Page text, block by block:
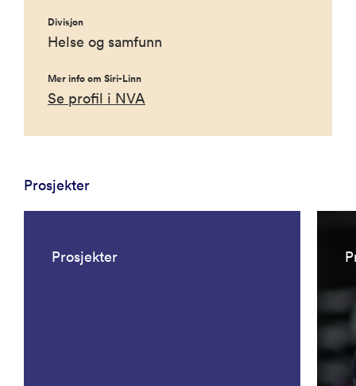
Divisjon
Helse og samfunn
Mer info om Siri-Linn
Se profil i NVA
Prosjekter
Prosjekter